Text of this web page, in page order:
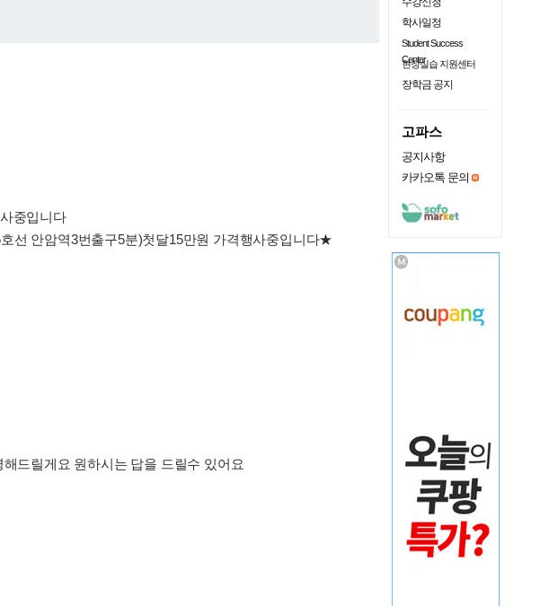
중입니다
선 안암역3번출구5분)첫달15만원 가격행사중입니다★
드릴게요 원하시는 답을 드릴수 있어요
학사일정
Student Success
Center
현장실습 지원센터
장학금 공지
고파스
공지사항
카카오톡 문의